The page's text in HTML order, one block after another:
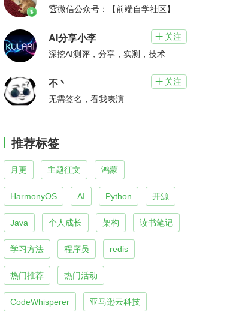
🏆微信公众号：【前端自学社区】
AI分享小李  关注
深挖AI测评，分享，实测，技术
不丶  关注
无需签名，看我表演
推荐标签
月更 主题征文 鸿蒙
HarmonyOS AI Python 开源
Java 个人成长 架构 读书笔记
学习方法 程序员 redis
热门推荐 热门活动
CodeWhisperer 亚马逊云科技